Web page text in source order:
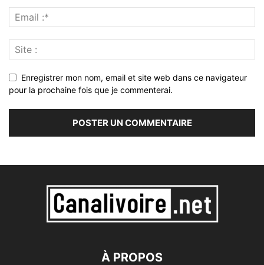
Enregistrer mon nom, email et site web dans ce navigateur
pour la prochaine fois que je commenterai.
À PROPOS